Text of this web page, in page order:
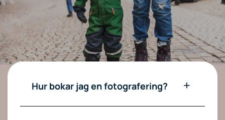
Hur bokar jag en fotografering?